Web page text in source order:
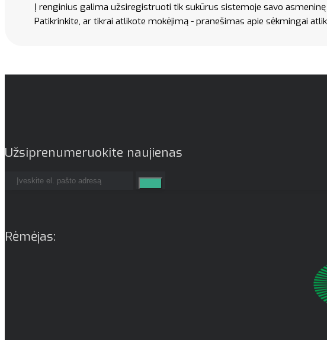
Į renginius galima užsiregistruoti tik sukūrus sistemoje savo
Patikrinkite, ar tikrai atlikote mokėjimą - pranešimas apie sėkmingai
Užsiprenumeruokite naujienas
Rėmėjas: